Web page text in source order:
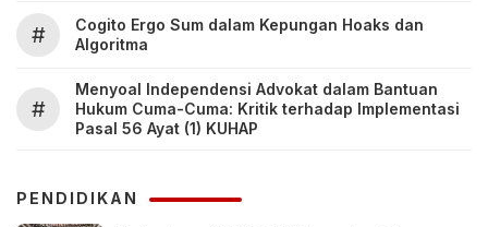
#
Cogito Ergo Sum dalam Kepungan Hoaks dan
Algoritma
#
Menyoal Independensi Advokat dalam Bantuan
Hukum Cuma-Cuma: Kritik terhadap Implementasi
Pasal 56 Ayat (1) KUHAP
PENDIDIKAN